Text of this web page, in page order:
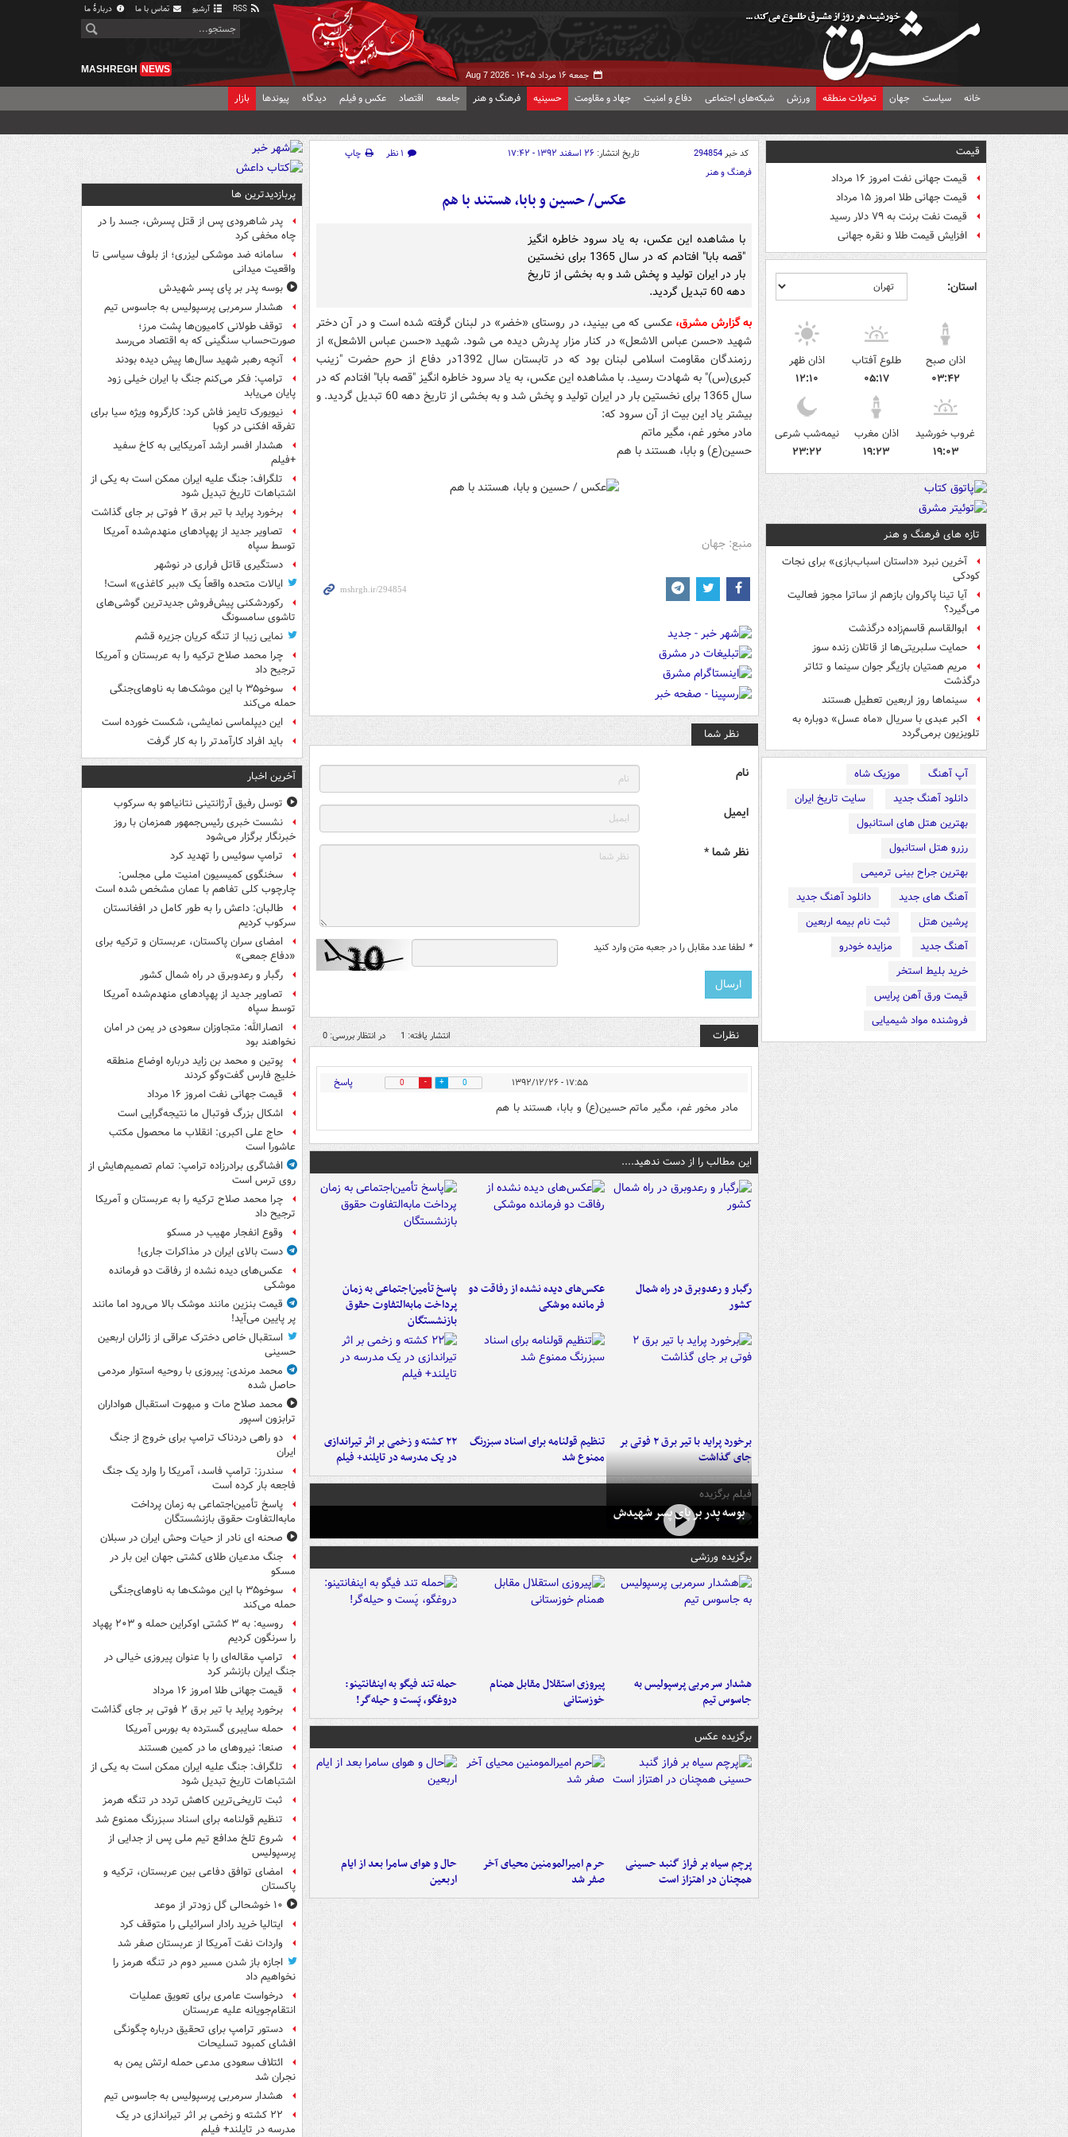
آرشیو تماس با ما دربارهٔ ما
جمعه ۱۶ مرداد ۱۴۰۵ - Aug 7 2026
MASHREGH NEWS
خانه سیاست جهان تحولات منطقه ورزش شبکه‌های اجتماعی دفاع و امنیت جهاد و مقاومت حسینیه فرهنگ و هنر جامعه اقتصاد عکس و فیلم دیدگاه پیوندها بازار
قیمت
قیمت جهانی نفت امروز ۱۶ مرداد
قیمت جهانی طلا امروز ۱۵ مرداد
قیمت نفت برنت به ۷۹ دلار رسید
افزایش قیمت طلا و نقره جهانی
استان:
اذان صبح
۰۳:۴۲
طلوع آفتاب
۰۵:۱۷
اذان ظهر
۱۲:۱۰
غروب خورشید
۱۹:۰۳
اذان مغرب
۱۹:۲۳
نیمه‌شب شرعی
۲۳:۲۲
تازه های فرهنگ و هنر
آخرین نبرد «داستان اسباب‌بازی» برای نجات
کودکی
آیا تینا پاکروان بازهم از ساترا مجوز فعالیت
می‌گیرد؟
ابوالقاسم قاسم‌زاده درگذشت
حمایت سلبریتی‌ها از قاتلان زنده سوز
مریم همتیان بازیگر جوان سینما و تئاتر
درگذشت
سینماها روز اربعین تعطیل هستند
اکبر عبدی با سریال «ماه عسل» دوباره به
تلویزیون برمی‌گردد
آپ آهنگ
موزیک شاه
دانلود آهنگ جدید
سایت تاریخ ایران
بهترین هتل های استانبول
رزرو هتل استانبول
بهترین جراح بینی ترمیمی
آهنگ های جدید
دانلود آهنگ جدید
پرشین هتل
ثبت نام بیمه اربعین
آهنگ جدید
مزایده خودرو
خرید بلیط استخر
قیمت ورق آهن پرایس
فروشنده مواد شیمیایی
کد خبر294854 تاریخ انتشار: ۲۶ اسفند ۱۳۹۲ - ۱۷:۴۲ ۱ نظر
چاپ
فرهنگ و هنر
عکس/ حسین و بابا، هستند با هم
با مشاهده این عکس، به یاد سرود خاطره انگیز
"قصه بابا" افتادم که در سال 1365 برای نخستین
بار در ایران تولید و پخش شد و به بخشی از تاریخ
دهه 60 تبدیل گردید.
به گزارش مشرق، عکسی که می بینید، در روستای «خضر» در لبنان گرفته شده است و در آن دختر
شهید «حسن عباس الاشعل» در کنار مزار پدرش دیده می شود. شهید «حسن عباس الاشعل» از
رزمندگان مقاومت اسلامی لبنان بود که در تابستان سال 1392در دفاع از حرمِ حضرت "زینب
کبری(س)" به شهادت رسید. با مشاهده این عکس، به یاد سرود خاطره انگیز "قصه بابا" افتادم که در
سال 1365 برای نخستین بار در ایران تولید و پخش شد و به بخشی از تاریخ دهه 60 تبدیل گردید. و
بیشتر یاد این بیت از آن سرود که:
مادر مخور غم، مگیر ماتم
حسین(ع) و بابا، هستند با هم
منبع: جهان
نظر شما
نام
ایمیل
نظر شما *
* لطفا عدد مقابل را در جعبه متن وارد کنید
نظرات انتشار یافته: 1 در انتظار بررسی: 0
۱۷:۵۵ - ۱۳۹۲/۱۲/۲۶ 0
0 پاسخ
مادر مخور غم، مگیر ماتم حسین(ع) و بابا، هستند با هم
این مطالب را از دست ندهید....
رگبار و رعدوبرق در راه شمال
کشور
عکس‌های دیده نشده از رفاقت دو
فرمانده‌ موشکی
پاسخ تأمین‌اجتماعی به زمان
پرداخت مابه‌التفاوت حقوق
بازنشستگان
برخورد پراید با تیر برق ۲ فوتی بر
جای گذاشت
تنظیم قولنامه برای اسناد سبزرنگ
ممنوع شد
۲۲ کشته و زخمی بر اثر تیراندازی
در یک مدرسه در تایلند+ فیلم
فیلم برگزیده
بوسه‌ پدر بر پای پسر شهیدش
برگزیده ورزشی
هشدار سرمربی پرسپولیس به
جاسوس تیم
پیروزی استقلال مقابل همنام
خوزستانی
حمله تند فیگو به اینفانتینو:
دروغگو، پَست‌ و حیله‌گر!
برگزیده عکس
پرچم سیاه بر فراز گنبد حسینی
همچنان در اهتزاز است
حرم امیرالمومنین محیای آخر
صفر شد
حال و هوای سامرا بعد از ایام
اربعین
پربازدیدترین ها
پدر شاهرودی پس از قتل پسرش، جسد را در
چاه مخفی کرد
سامانه ضد موشکی لیزری؛ از بلوف سیاسی تا
واقعیت میدانی
بوسه‌ پدر بر پای پسر شهیدش
هشدار سرمربی پرسپولیس به جاسوس تیم
توقف طولانی کامیون‌ها پشت مرز؛
صورت‌حساب سنگینی که به اقتصاد می‌رسد
آنچه رهبر شهید سال‌ها پیش دیده بودند
ترامپ: فکر می‌کنم جنگ با ایران خیلی زود
پایان می‌یابد
نیویورک تایمز فاش کرد: کارگروه ویژه سیا برای
تفرقه افکنی در کوبا
هشدار افسر ارشد آمریکایی به کاخ سفید
+فیلم
تلگراف: جنگ علیه ایران ممکن است به یکی از
اشتباهات تاریخ تبدیل شود
برخورد پراید با تیر برق ۲ فوتی بر جای گذاشت
تصاویر جدید از پهپادهای منهدم‌شده آمریکا
توسط سپاه
دستگیری قاتل فراری در نوشهر
ایالات متحده واقعاً یک «ببر کاغذی» است!
رکوردشکنی پیش‌فروش جدیدترین گوشی‌های
تاشوی سامسونگ
نمایی زیبا از تنگه کریان جزیره قشم
چرا محمد صلاح ترکیه را به عربستان و آمریکا
ترجیح داد
سوخو۳۵ با این موشک‌ها به ناوهای‌جنگی
حمله می‌کند
این دیپلماسی نمایشی، شکست خورده است
باید افراد کارآمدتر را به کار گرفت
آخرین اخبار
توسل رفیق آرژانتینی نتانیاهو به سرکوب
نشست خبری رئیس‌جمهور همزمان با روز
خبرنگار برگزار می‌شود
ترامپ سوئیس را تهدید کرد
سخنگوی کمیسیون امنیت ملی مجلس:
چارچوب کلی تفاهم با عمان مشخص شده است
طالبان: داعش را به طور کامل در افغانستان
سرکوب کردیم
امضای سران پاکستان، عربستان و ترکیه برای
«دفاع جمعی»
رگبار و رعدوبرق در راه شمال کشور
تصاویر جدید از پهپادهای منهدم‌شده آمریکا
توسط سپاه
انصارالله: متجاوزان سعودی در یمن در امان
نخواهند بود
پوتین و محمد بن زاید درباره اوضاع منطقه
خلیج فارس گفت‌وگو کردند
قیمت جهانی نفت امروز ۱۶ مرداد
اشکال بزرگ فوتبال ما نتیجه‌گرایی است
حاج علی اکبری: انقلاب ما محصول مکتب
عاشورا است
افشاگری برادرزاده ترامپ: تمام تصمیم‌هایش از
روی ترس است
چرا محمد صلاح ترکیه را به عربستان و آمریکا
ترجیح داد
وقوع انفجار مهیب در مسکو
دست بالای ایران در مذاکرات جاری!
عکس‌های دیده نشده از رفاقت دو فرمانده‌
موشکی
قیمت بنزین مانند موشک بالا می‌رود اما مانند
پر پایین می‌آید!
استقبال خاص دخترک عراقی از زائران اربعین
حسینی
محمد مرندی: پیروزی با روحیه استوار مردمی
حاصل شده
محمد صلاح مات و مبهوت استقبال هواداران
ترابزون اسپور
دو راهی دردناک ترامپ برای خروج از جنگ
ایران
سندرز: ترامپ فاسد، آمریکا را وارد یک جنگ
فاجعه بار کرده است
پاسخ تأمین‌اجتماعی به زمان پرداخت
مابه‌التفاوت حقوق بازنشستگان
صحنه ای نادر از حیات وحش ایران در سبلان
جنگ مدعیان طلای کشتی جهان این بار در
مسکو
سوخو۳۵ با این موشک‌ها به ناوهای‌جنگی
حمله می‌کند
روسیه: به ۳ کشتی اوکراین حمله و ۲۰۳ پهپاد
را سرنگون کردیم
ترامپ مقاله‌ای را با عنوان پیروزی خیالی در
جنگ ایران بازنشر کرد
قیمت جهانی طلا امروز ۱۶ مرداد
برخورد پراید با تیر برق ۲ فوتی بر جای گذاشت
حمله سایبری گسترده به بورس آمریکا
صنعا: نیروهای ما در کمین‌ هستند
تلگراف: جنگ علیه ایران ممکن است به یکی از
اشتباهات تاریخ تبدیل شود
ثبت تاریخی‌ترین کاهش تردد در تنگه هرمز
تنظیم قولنامه برای اسناد سبزرنگ ممنوع شد
شروع تلخ مدافع تیم ملی پس از جدایی از
پرسپولیس
امضای توافق دفاعی بین عربستان، ترکیه و
پاکستان
۱۰ خوشحالی گل زودتر از موعد
ایتالیا خرید رادار اسرائیلی را متوقف کرد
واردات نفت آمریکا از عربستان صفر شد
اجازه باز شدن مسیر دوم در تنگه هرمز را
نخواهیم داد
درخواست عامری برای تعویق عملیات
انتقام‌جویانه علیه عربستان
دستور ترامپ برای تحقیق درباره چگونگی
افشای کمبود تسلیحات
ائتلاف سعودی مدعی حمله ارتش یمن به
نجران شد
هشدار سرمربی پرسپولیس به جاسوس تیم
۲۲ کشته و زخمی بر اثر تیراندازی در یک
مدرسه در تایلند+ فیلم